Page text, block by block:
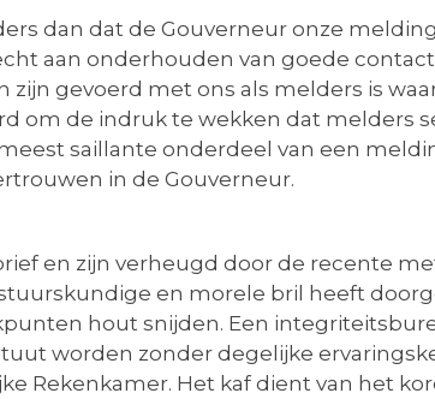
dan dat de Gouverneur onze
aan onderhouden van goede
gevoerd met ons als melders is
om de indruk te wekken dat melders
saillante onderdeel van een
in de Gouverneur.
en zijn verheugd door de recente
en morele bril heeft
hout snijden. Een
worden zonder degelijke
Rekenkamer. Het kaf dient van het